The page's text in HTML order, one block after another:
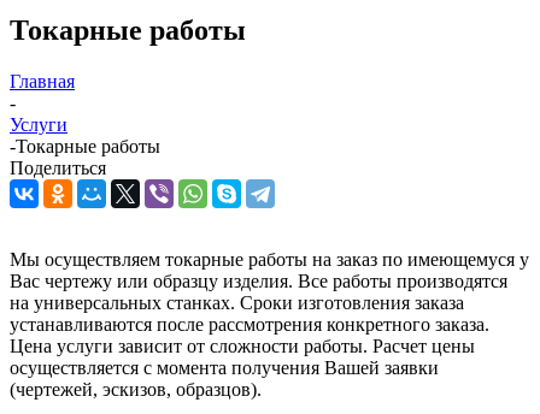
Токарные работы
Главная
-
Услуги
-Токарные работы
Поделиться
Мы осуществляем токарные работы на заказ по имеющемуся у
Вас чертежу или образцу изделия. Все работы производятся
на универсальных станках. Сроки изготовления заказа
устанавливаются после рассмотрения конкретного заказа.
Цена услуги зависит от сложности работы. Расчет цены
осуществляется с момента получения Вашей заявки
(чертежей, эскизов, образцов).